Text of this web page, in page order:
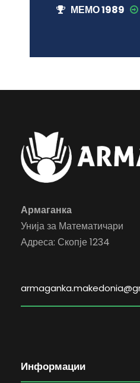
МЕМО 1989
Армаганка
Унија за Математичари
Адреса: Скопје 1234
Информации